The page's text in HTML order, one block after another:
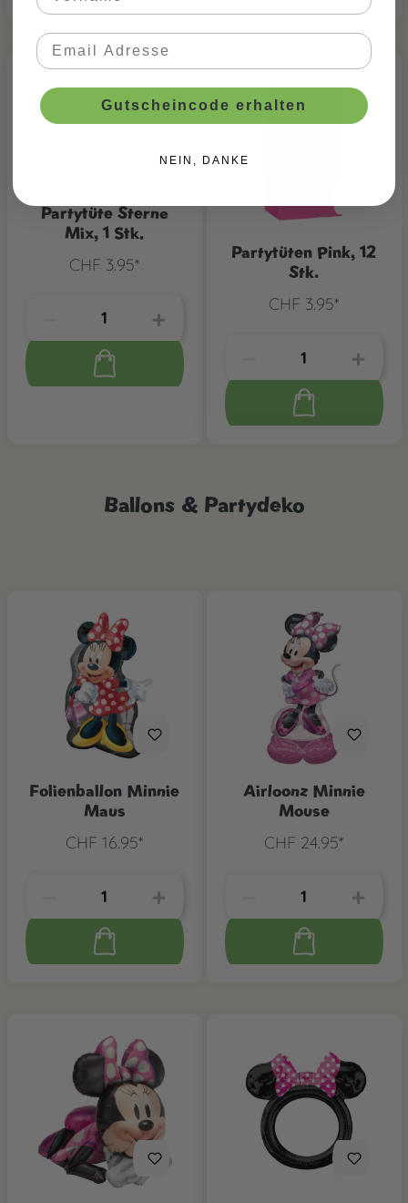
Partytüte Sterne
Mix, 1 Stk.
CHF 3.95*
Partytüten Pink, 12
Stk.
CHF 3.95*
Ballons & Partydeko
Folienballon Minnie
Maus
CHF 16.95*
Airloonz Minnie
Mouse
CHF 24.95*
Gutscheincode erhalten
NEIN, DANKE